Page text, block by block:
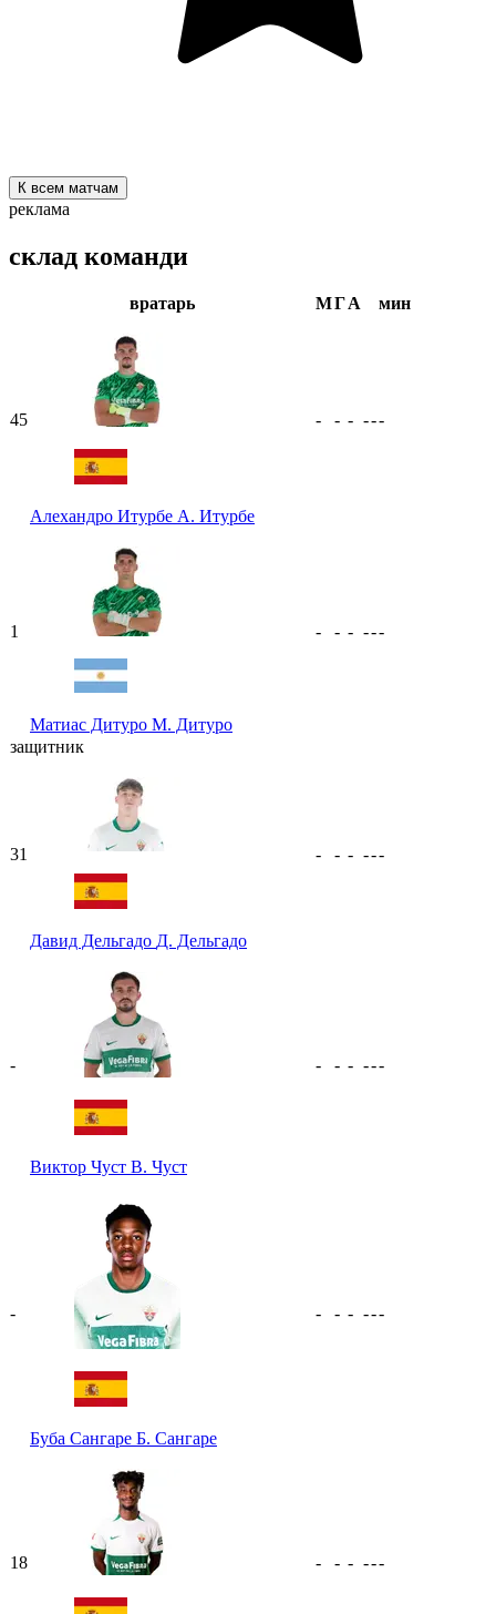
К всем матчам
реклама
склад команди
вратарь МГА мин
45
Алехандро Итурбе А. Итурбе
- - - ---
1
Матиас Дитуро М. Дитуро
- - - ---
защитник
31
Давид Дельгадо Д. Дельгадо
- - - ---
-
Виктор Чуст В. Чуст
- - - ---
-
Буба Сангаре Б. Сангаре
- - - ---
18 - - - ---